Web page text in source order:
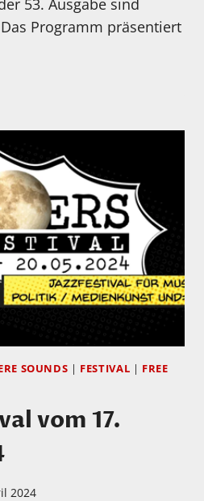
53. Ausgabe sind
Programm präsentiert
SOUNDS | FESTIVAL | FREE
vom 17.
2024